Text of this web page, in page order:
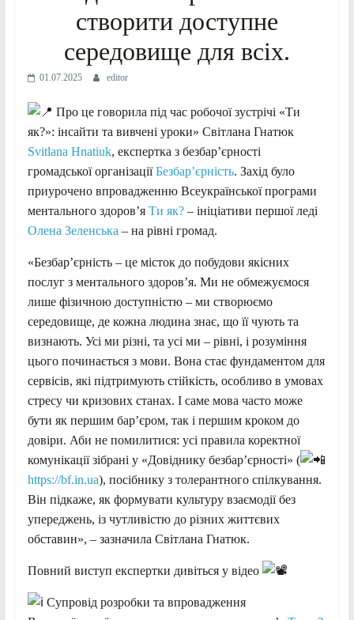
створити доступне
середовище для всіх.
01.07.2025 editor
Про це говорила під час робочої зустрічі «Ти
як?»: інсайти та вивчені уроки» Світлана Гнатюк
Svitlana Hnatiuk, експертка з безбар’єрності
громадської організаціїБезбар’єрність. Захід було
приурочено впровадженню Всеукраїнської програми
ментального здоров’я Ти як?– ініціативи першої леді
Олена Зеленська – на рівні громад.
«Безбар’єрність – це місток до побудови якісних
послуг з ментального здоров’я. Ми не обмежуємося
лише фізичною доступністю – ми створюємо
середовище, де кожна людина знає, що її чують та
визнають. Усі ми різні, та усі ми – рівні, і розуміння
цього починається з мови. Вона стає фундаментом для
сервісів, які підтримують стійкість, особливо в умовах
стресу чи кризових станах. І саме мова часто може
бути як першим бар’єром, так і першим кроком до
довіри. Аби не помилитися: усі правила коректної
комунікації зібрані у «Довіднику безбар’єрності» (
https://bf.in.ua), посібнику з толерантного спілкування.
Він підкаже, як формувати культуру взаємодії без
упереджень, із чутливістю до різних життєвих
обставин», – зазначила Світлана Гнатюк.
Повний виступ експертки дивіться у відео
Супровід розробки та впровадження